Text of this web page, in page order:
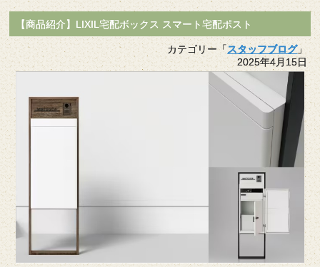
【商品紹介】LIXIL宅配ボックス スマート宅配ポスト
カテゴリー「スタッフブログ」
2025年4月15日